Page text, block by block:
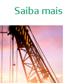
Saiba mais